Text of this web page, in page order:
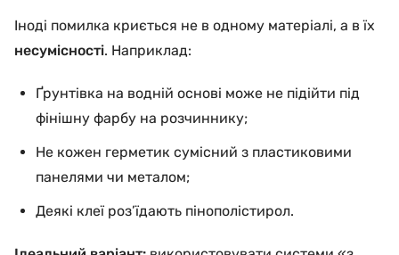
Іноді помилка криється не в одному матеріалі, а в їх
несумісності. Наприклад:
Ґрунтівка на водній основі може не підійти під
фінішну фарбу на розчиннику;
Не кожен герметик сумісний з пластиковими
панелями чи металом;
Деякі клеї роз’їдають пінополістирол.